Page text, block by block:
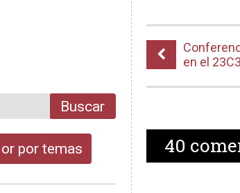
en el 23C3
40
Buscar
por temas